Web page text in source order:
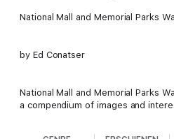
National Mall and Memorial Parks
by Ed Conatser
National Mall and Memorial Parks
a compendium of images and